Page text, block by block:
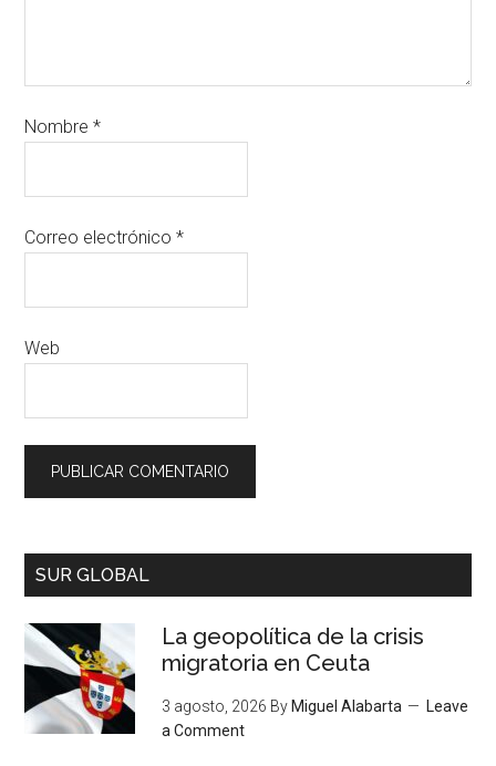
Nombre*
Correo electrónico*
Web
SUR GLOBAL
La geopolítica de la crisis
migratoria en Ceuta
3 agosto, 2026 By Miguel Alabarta
Leave
a Comment